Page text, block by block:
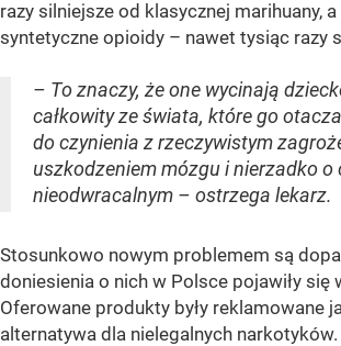
razy silniejsze od klasycznej marihuany,
syntetyczne opioidy – nawet tysiąc razy
– To znaczy, że one wycinają
całkowity ze świata, które go
do czynienia z rzeczywistym
uszkodzeniem mózgu i nierzadko o
nieodwracalnym – ostrzega lekarz.
Stosunkowo nowym problemem są
doniesienia o nich w Polsce pojawiły się
Oferowane produkty były reklamowane
alternatywa dla nielegalnych